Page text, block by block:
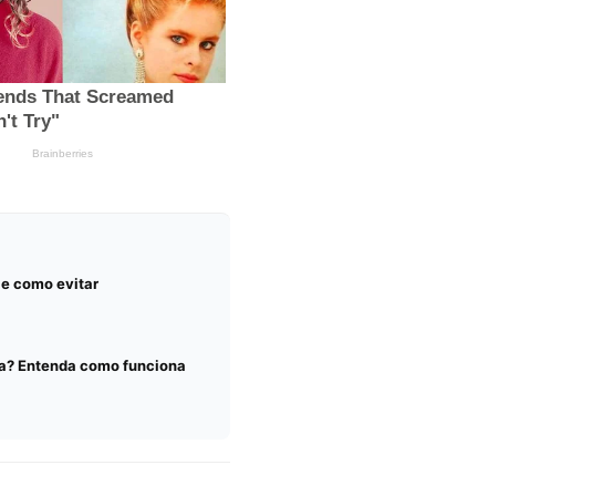
como evitar
Entenda como funciona